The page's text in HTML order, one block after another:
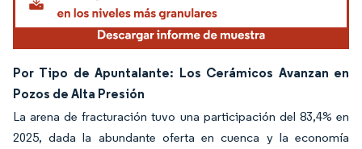
Por Tipo de Apuntalante: Los Cerámicos Avanzan en
Pozos de Alta Presión
La arena de fracturación tuvo una participación del 83,4% en
2025, dada la abundante oferta en cuenca y la economía